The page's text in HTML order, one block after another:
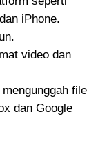
iPhone.
video dan
file
dan Google